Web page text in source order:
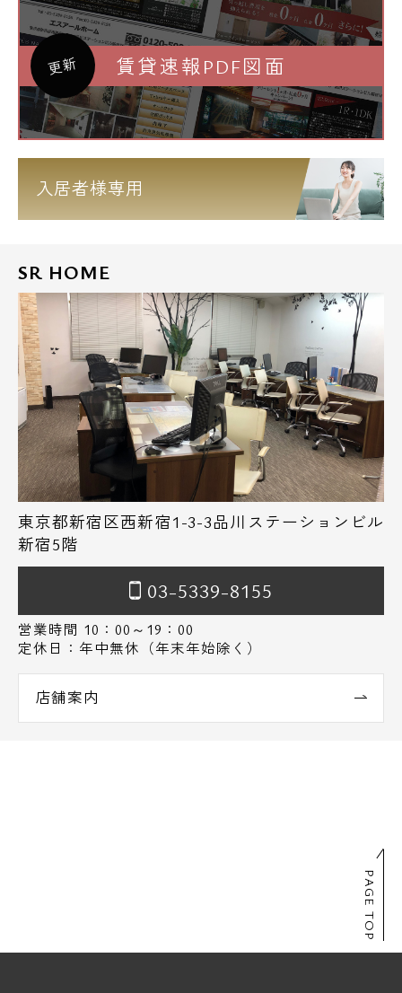
更新 賃貸速報PDF図面
入居者様専用
SR HOME
東京都新宿区西新宿1-3-3品川ステーションビル
新宿5階
03-5339-8155
営業時間 10：00～19：00
定休日：年中無休（年末年始除く）
店舗案内
PAGE TOP